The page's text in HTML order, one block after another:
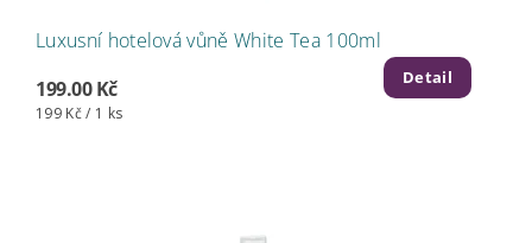
Luxusní hotelová vůně White Tea 100ml
199.00 Kč
199 Kč / 1 ks
Detail